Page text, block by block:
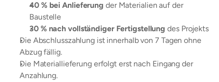
40 % bei Anlieferung der Materialien auf der
Baustelle
30 % nach vollständiger Fertigstellung des Projekts
Die Abschlusszahlung ist innerhalb von 7 Tagen ohne
Abzug fällig.
Die Materiallieferung erfolgt erst nach Eingang der
Anzahlung.